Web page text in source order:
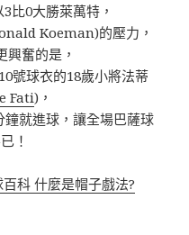
比0大勝萊萬特，
Koeman)的壓力，
興奮的是，
號球衣的18歲小將法蒂
Fati)，
就進球，讓全場巴薩球
！
科 什麼是帽子戲法?